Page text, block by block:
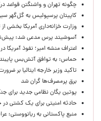
چگونه تهران و واشنگتن قواعد
کاپیتان پرسپولیس به گل‌گهر
وزارت خزانه‌داری آمریکا بخشی از
آسوشیتد پرس مدعی شد:
اعتراف منشه امیر؛ نفوذ آمریکا
حماس: به توافق آتش‌بس
تاکید وزیر خارجه ایتالیا بر
برق پرمصرف‌ها گران شد
پوتین یگان نظامی جدید برای
حادثه امنیتی برای یک کشتی
منبع پاکستانی به ریانووستی: